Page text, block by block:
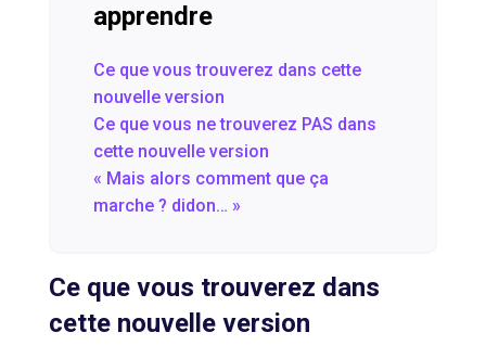
apprendre
Ce que vous trouverez dans cette
nouvelle version
Ce que vous ne trouverez PAS dans
cette nouvelle version
« Mais alors comment que ça
marche ? didon… »
Ce que vous trouverez dans
cette nouvelle version